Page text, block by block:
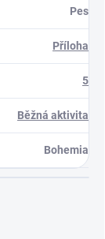
Pes
Příloha
5
Běžná aktivita
Bohemia